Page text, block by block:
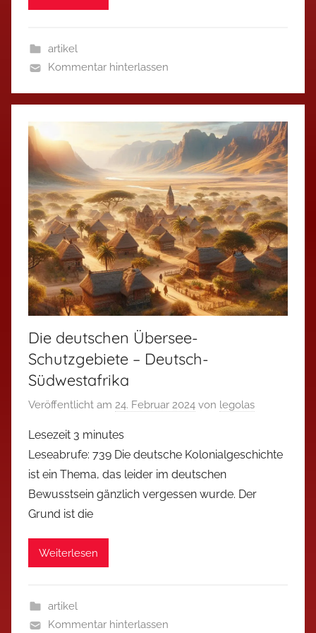
artikel
Kommentar hinterlassen
Die deutschen Übersee-
Schutzgebiete – Deutsch-
Südwestafrika
Veröffentlicht am 24. Februar 2024 von legolas
Lesezeit 3 minutes
Leseabrufe: 739 Die deutsche Kolonialgeschichte
ist ein Thema, das leider im deutschen
Bewusstsein gänzlich vergessen wurde. Der
Grund ist die
Weiterlesen
artikel
Kommentar hinterlassen